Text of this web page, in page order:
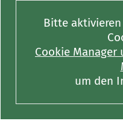
Bitte aktivieren
Cookie Manager
um den